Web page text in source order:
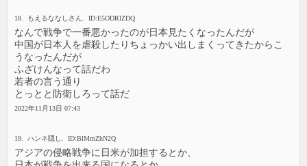
18. もえるななしさん. ID:E5ODRlZDQ
なんで戦争で一番悪かったのが日本見たくなったんだが
中国が日本人を虐殺したりちょっかい出しまくってきたからこ
うなったんだが
ふざけんなって話だわ
若者の言う通り
とっとと防衛しろって話だ
2022年11月13日 07:43
19. ハンネ隠し. ID:BlMmZhN2Q
アジアの侵略戦争に日米が加担するとか、